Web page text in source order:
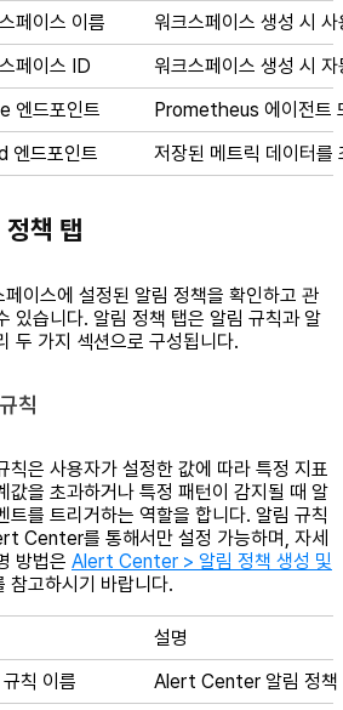
페이스 이름
워크스페이스 생성 시
페이스 ID
워크스페이스 생성 시
엔드포인트
Prometheus 에이전트
엔드포인트
저장된 메트릭 데이터
정책 탭
페이스에 설정된 알림 정책을 확인하고 관
있습니다. 알림 정책 탭은 알림 규칙과 알
두 가지 섹션으로 구성됩니다.
칙
칙은 사용자가 설정한 값에 따라 특정 지표
값을 초과하거나 특정 패턴이 감지될 때 알
트를 트리거하는 역할을 합니다. 알림 규칙
Center를 통해서만 설정 가능하며, 자세
방법은 Alert Center > 알림 정책 생성 및
참고하시기 바랍니다.
설명
칙 이름
Alert Center 알림 정책